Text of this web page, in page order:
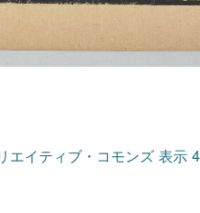
エイティブ・コモンズ 表示